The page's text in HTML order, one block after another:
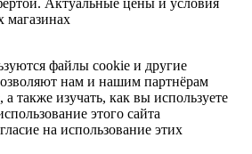
магазинах
файлы cookie и другие
нам и нашим партнёрам
также изучать, как вы используете
этого сайта
на использование этих